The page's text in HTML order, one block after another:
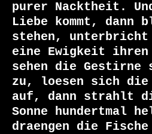
purer Nacktheit.
Liebe kommt,
stehen,
eine Ewigkeit ihren
sehen die Gestirne
zu, loesen sich die
auf, dann strahlt
Sonne hundertmal
draengen die